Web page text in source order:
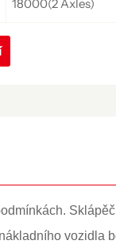
18000(2 Axles)
vozidla